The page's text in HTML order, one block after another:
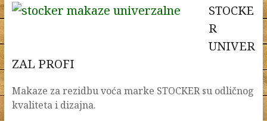
STOCKE
R
UNIVER
ZAL PROFI
Makaze za rezidbu voća marke STOCKER su odličnog
kvaliteta i dizajna.